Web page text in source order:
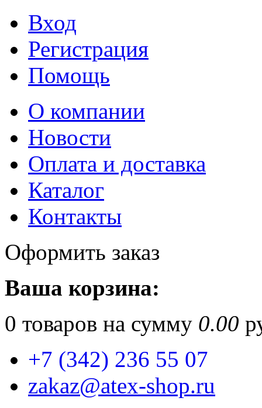
Вход
Регистрация
Помощь
О компании
Новости
Оплата и доставка
Каталог
Контакты
Оформить заказ
Ваша корзина:
0 товаров на сумму 0.00
+7 (342) 236 55 07
zakaz@atex-shop.ru